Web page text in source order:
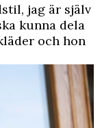
jag är själv
kunna dela
och hon